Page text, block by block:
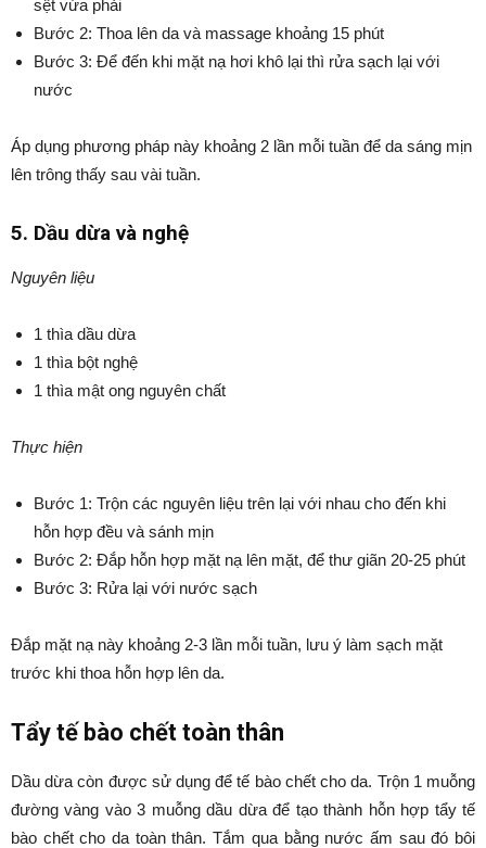
sệt vừa phải
Bước 2: Thoa lên da và massage khoảng 15 phút
Bước 3: Để đến khi mặt nạ hơi khô lại thì rửa sạch lại với
nước
Áp dụng phương pháp này khoảng 2 lần mỗi tuần để da sáng mịn
lên trông thấy sau vài tuần.
5. Dầu dừa và nghệ
Nguyên liệu
1 thìa dầu dừa
1 thìa bột nghệ
1 thìa mật ong nguyên chất
Thực hiện
Bước 1: Trộn các nguyên liệu trên lại với nhau cho đến khi
hỗn hợp đều và sánh mịn
Bước 2: Đắp hỗn hợp mặt nạ lên mặt, để thư giãn 20-25 phút
Bước 3: Rửa lại với nước sạch
Đắp mặt nạ này khoảng 2-3 lần mỗi tuần, lưu ý làm sạch mặt
trước khi thoa hỗn hợp lên da.
Tẩy tế bào chết toàn thân
Dầu dừa còn được sử dụng để tế bào chết cho da. Trộn 1 muỗng
đường vàng vào 3 muỗng dầu dừa để tạo thành hỗn hợp tẩy tế
bào chết cho da toàn thân. Tắm qua bằng nước ấm sau đó bôi